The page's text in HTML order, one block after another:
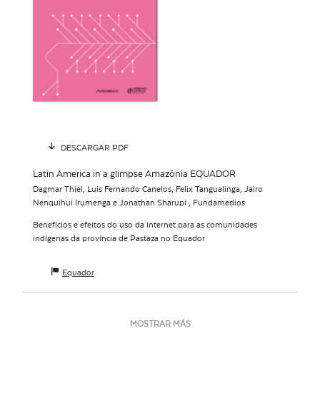
DESCARGAR PDF
Latin America in a glimpse Amazônia EQUADOR
Dagmar Thiel, Luis Fernando Canelos, Felix Tangualinga, Jairo
Nenquihui Irumenga e Jonathan Sharupi , Fundamedios
Benefícios e efeitos do uso da internet para as comunidades
indígenas da província de Pastaza no Equador
Equador
MOSTRAR MÁS